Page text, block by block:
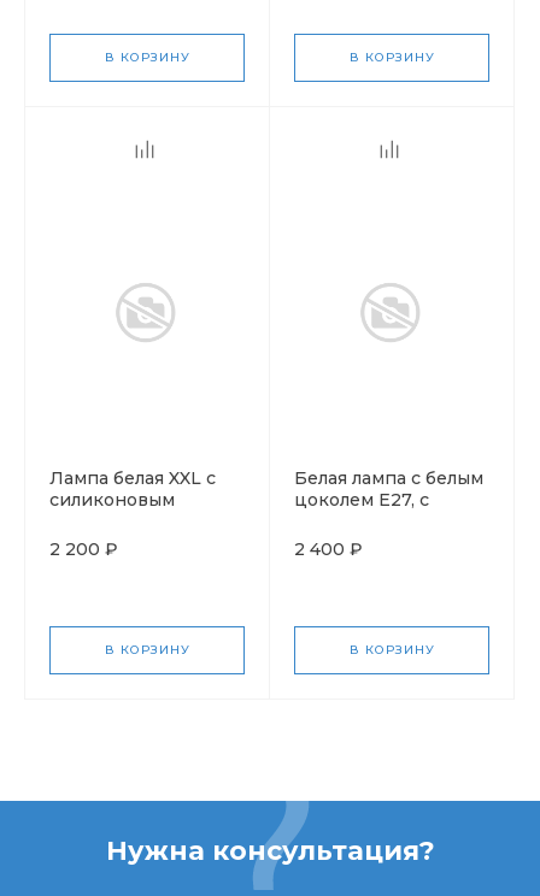
В КОРЗИНУ В КОРЗИНУ
Лампа белая XXL с
силиконовым
выключателем
2 200 ₽
В КОРЗИНУ
Белая лампа с белым
цоколем Е27, с
проводом и
2 400 ₽
В КОРЗИНУ
Нужна консультация?